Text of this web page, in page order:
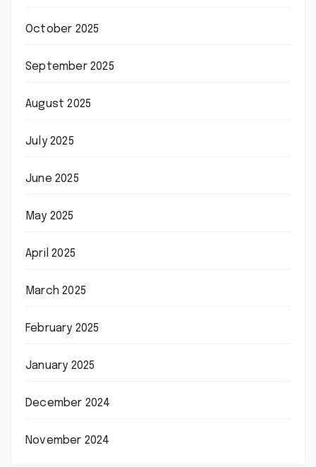
October 2025
September 2025
August 2025
July 2025
June 2025
May 2025
April 2025
March 2025
February 2025
January 2025
December 2024
November 2024